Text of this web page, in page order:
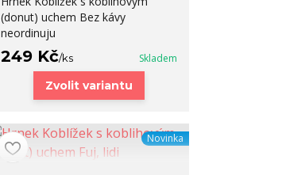
(donut) uchem Bez kávy
neordinuju
249 Kč/ks Skladem
Zvolit variantu
Novinka